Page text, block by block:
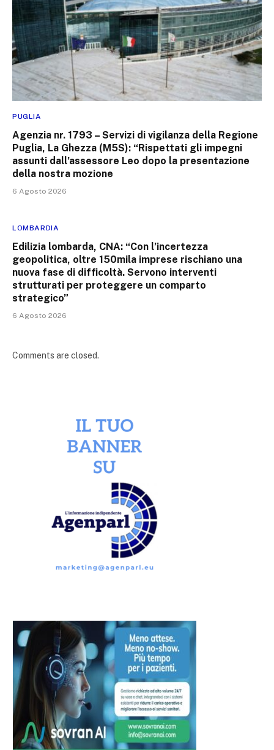
PUGLIA
Agenzia nr. 1793 – Servizi di vigilanza della Regione
Puglia, La Ghezza (M5S): “Rispettati gli impegni
assunti dall’assessore Leo dopo la presentazione
della nostra mozione
6 Agosto 2026
LOMBARDIA
Edilizia lombarda, CNA: “Con l’incertezza
geopolitica, oltre 150mila imprese rischiano una
nuova fase di difficoltà. Servono interventi
strutturati per proteggere un comparto
strategico”
6 Agosto 2026
Comments are closed.